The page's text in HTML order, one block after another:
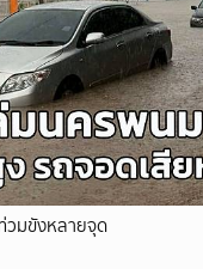
มขังหลายจุด